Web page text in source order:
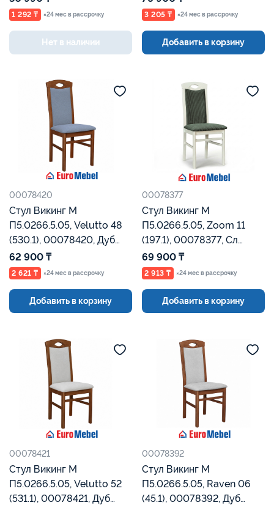
1 292 ₸ ×24 мес в рассрочку
Нет в наличии
3 205 ₸ ×24 мес в рассрочку
Добавить в корзину
00078420
Стул Викинг М
П5.0266.5.05, Velutto 48
(530.1), 00078420, Дуб
Рустикаль, Евромебель
62 900 ₸
2 621 ₸ ×24 мес в рассрочку
Добавить в корзину
00078377
Стул Викинг М
П5.0266.5.05, Zoom 11
(197.1), 00078377, Сл
кость, Евромебель
69 900 ₸
2 913 ₸ ×24 мес в рассрочку
Добавить в корзину
00078421
Стул Викинг М
П5.0266.5.05, Velutto 52
(531.1), 00078421, Дуб
00078392
Стул Викинг М
П5.0266.5.05, Raven 06
(45.1), 00078392, Дуб